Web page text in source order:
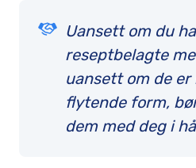
Uansett om du
reseptbelagte
uansett om de
flytende form,
dem med deg i